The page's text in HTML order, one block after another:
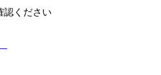
認ください